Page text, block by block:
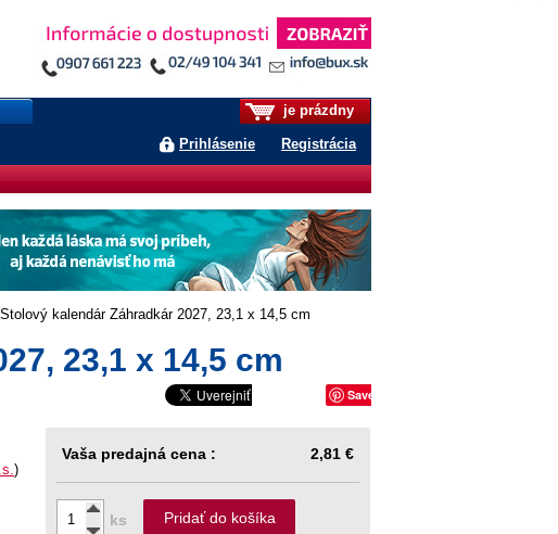
je prázdny
Prihlásenie Registrácia
kalendár Záhradkár 2027, 23,1 x 14,5 cm
23,1 x 14,5 cm
Save
)
Vaša predajná cena : 2,81 €
ks Pridať do košíka